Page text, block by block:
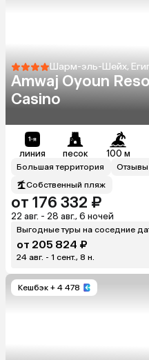
Шарм-эль-Шейх,
Amwaj Oyoun
Casino
линия песок 100 м
Большая территория
Отзывы
Собственный пляж
от 176 332 ₽
22 авг. - 28 авг., 6 ночей
Выгодные туры на соседние
от 205 824 ₽
24 авг. - 1 сент., 8 н.
Кешбэк + 4 478